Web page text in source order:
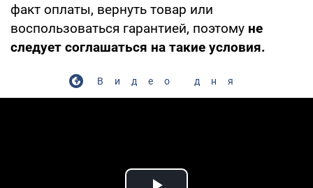
факт оплаты, вернуть товар или
воспользоваться гарантией, поэтому не
следует соглашаться на такие условия.
Видео дня